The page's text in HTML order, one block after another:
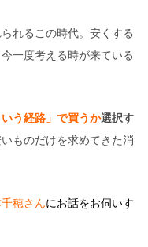
れるこの時代。安くする
一度考える時が来ている
う経路」で買うか選択す
ものだけを求めてきた消
穂さんにお話をお伺いす